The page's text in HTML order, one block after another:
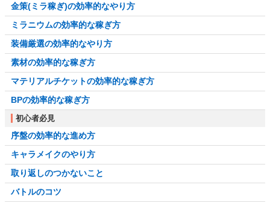
金策(ミラ稼ぎ)の効率的なやり方
ミラニウムの効率的な稼ぎ方
装備厳選の効率的なやり方
素材の効率的な稼ぎ方
マテリアルチケットの効率的な稼ぎ方
BPの効率的な稼ぎ方
初心者必見
序盤の効率的な進め方
キャラメイクのやり方
取り返しのつかないこと
バトルのコツ